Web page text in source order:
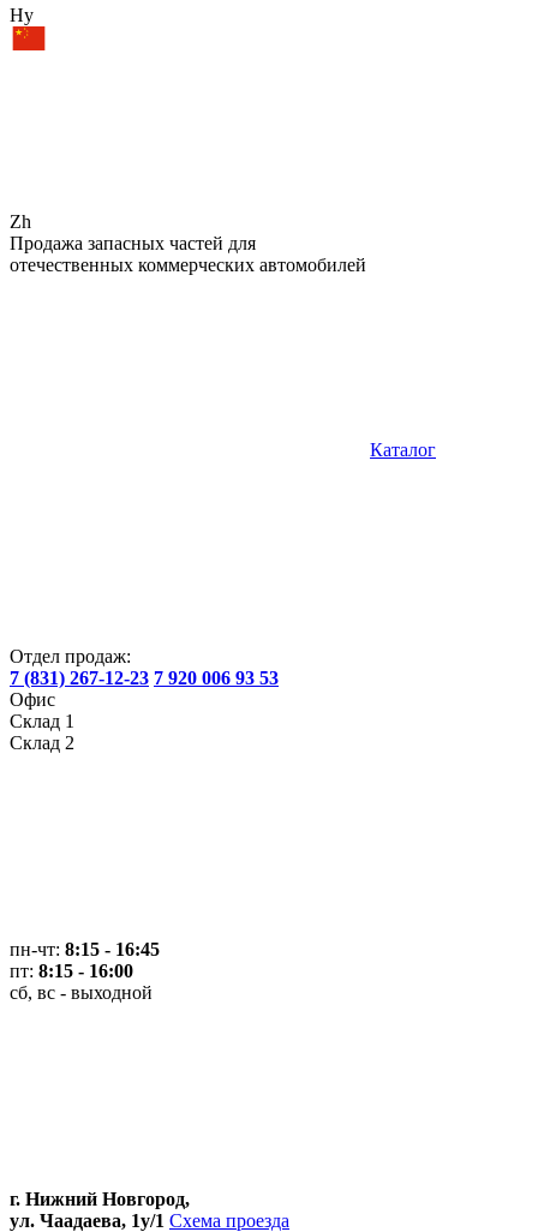
Hy
Zh
Продажа запасных частей для
отечественных коммерческих автомобилей
Каталог
Отдел продаж:
7 (831) 267-12-23 7 920 006 93 53
Офис
Склад 1
Склад 2
пн-чт: 8:15 - 16:45
пт: 8:15 - 16:00
сб, вс - выходной
г. Нижний Новгород,
ул. Чаадаева, 1у/1 Схема проезда